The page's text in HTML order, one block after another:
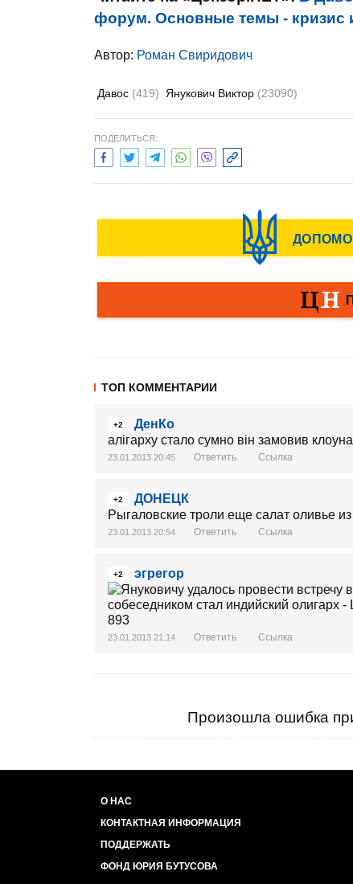
форум. Основные темы -
Автор: Роман Свиридович
Давос (419) Янукович Виктор (23090)
ПОДЕЛИТЬСЯ:
ТОП КОММЕНТАРИИ
+2
ДенКо
алігарху стало сумно він замовив
23.01.2013 20:45 Ответить Ссылка
+2
ДОНЕЦК
Рыгаловские троли еще салат оливье
23.01.2013 20:54 Ответить Ссылка
+2 эгрегор
23.01.2013 21:14 Ответить Ссылка
Произошла ошибка
О НАС
КОНТАКТНАЯ ИНФОРМАЦИЯ
ПОДДЕРЖАТЬ
ФОНД ЮРИЯ БУТУСОВА